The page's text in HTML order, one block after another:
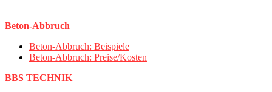
Beton-Abbruch
Beton-Abbruch: Beispiele
Beton-Abbruch: Preise/Kosten
BBS TECHNIK